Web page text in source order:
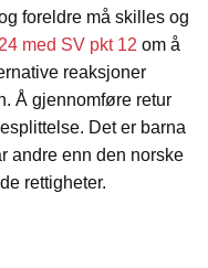
foreldre må skilles og
med SV pkt 12 om å
reaksjoner
Å gjennomføre retur
Det er barna
andre enn den norske
rettigheter.